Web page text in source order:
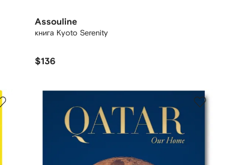
Assouline
книга Kyoto Serenity
$136